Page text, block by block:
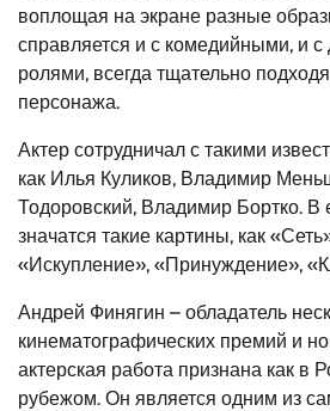
воплощая на экране разные
справляется и с комедийными, и с
ролями, всегда тщательно
персонажа.
Актер сотрудничал с такими
как Илья Куликов, Владимир
Тодоровский, Владимир Бортко.
значатся такие картины, как
«Искупление», «Принуждение»,
Андрей Финягин – обладатель
кинематографических премий и
актерская работа признана как в
рубежом. Он является одним из